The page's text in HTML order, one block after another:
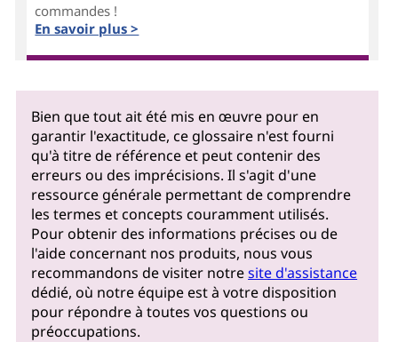
commandes !
En savoir plus >
Bien que tout ait été mis en œuvre pour en
garantir l'exactitude, ce glossaire n'est fourni
qu'à titre de référence et peut contenir des
erreurs ou des imprécisions. Il s'agit d'une
ressource générale permettant de comprendre
les termes et concepts couramment utilisés.
Pour obtenir des informations précises ou de
l'aide concernant nos produits, nous vous
recommandons de visiter notresite d'assistance
dédié, où notre équipe est à votre disposition
pour répondre à toutes vos questions ou
préoccupations.